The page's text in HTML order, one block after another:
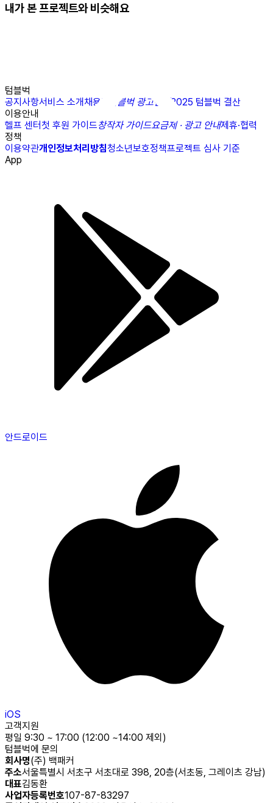
내가 본 프로젝트와 비슷해요
텀블벅
공지사항서비스 소개채용N 텀블벅 광고센터
2025 텀블벅 결산
이용안내
헬프 센터첫 후원 가이드창작자 가이드요금제 · 광고 안내제휴·협력
정책
이용약관개인정보처리방침청소년보호정책프로젝트 심사 기준
App
안드로이드
iOS
고객지원
평일 9:30 ~ 17:00 (12:00 ~14:00 제외)
텀블벅에 문의
회사명(주) 백패커
주소서울특별시 서초구 서초대로 398, 20층(서초동, 그레이츠 강남)
대표김동환
사업자등록번호107-87-83297